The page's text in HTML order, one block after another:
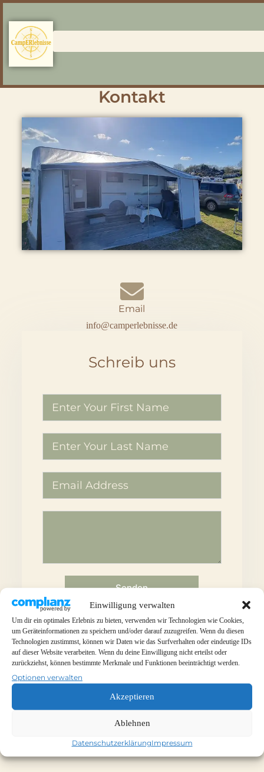
Einwilligung verwalten
Um dir ein optimales Erlebnis zu bieten, verwenden wir Technologien wie Cookies,
um Geräteinformationen zu speichern und/oder darauf zuzugreifen. Wenn du diesen
Technologien zustimmst, können wir Daten wie das Surfverhalten oder eindeutige IDs
auf dieser Website verarbeiten. Wenn du deine Einwilligung nicht erteilst oder
zurückziehst, können bestimmte Merkmale und Funktionen beeinträchtigt werden.
Optionen verwalten
Akzeptieren
Ablehnen
DatenschutzerklärungImpressum
Kontakt
Email
info@camperlebnisse.de
Schreib uns
Senden
Shop Shop